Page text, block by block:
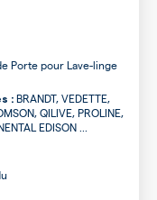
Porte pour Lave-linge
: BRANDT, VEDETTE,
QILIVE, PROLINE,
EDISON ...